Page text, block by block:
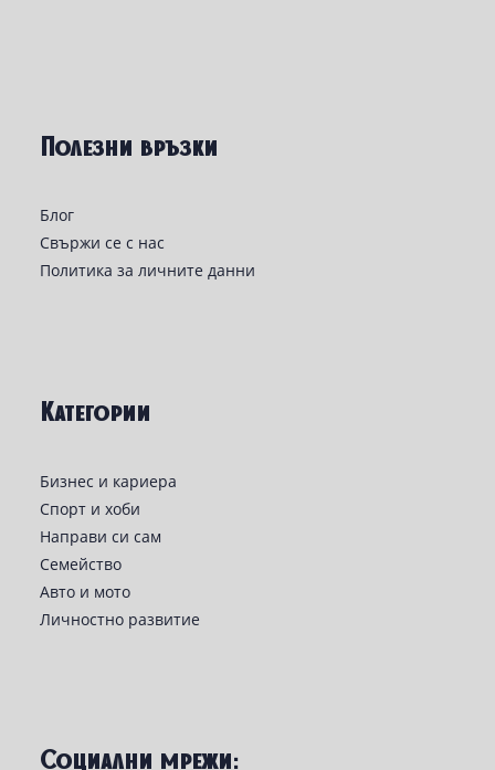
Полезни връзки
Блог
Свържи се с нас
Политика за личните данни
Категории
Бизнес и кариера
Спорт и хоби
Направи си сам
Семейство
Авто и мото
Личностно развитие
Социални мрежи: